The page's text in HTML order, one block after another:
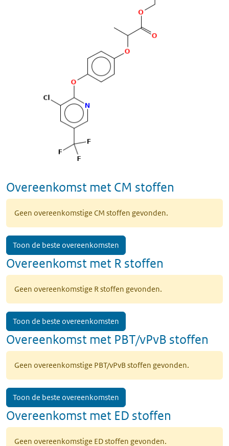
Overeenkomst met CM stoffen
Geen overeenkomstige CM stoffen gevonden.
Toon de beste overeenkomsten
Overeenkomst met R stoffen
Geen overeenkomstige R stoffen gevonden.
Toon de beste overeenkomsten
Overeenkomst met PBT/vPvB stoffen
Geen overeenkomstige PBT/vPvB stoffen gevonden.
Toon de beste overeenkomsten
Overeenkomst met ED stoffen
Geen overeenkomstige ED stoffen gevonden.